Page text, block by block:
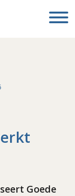
Goede